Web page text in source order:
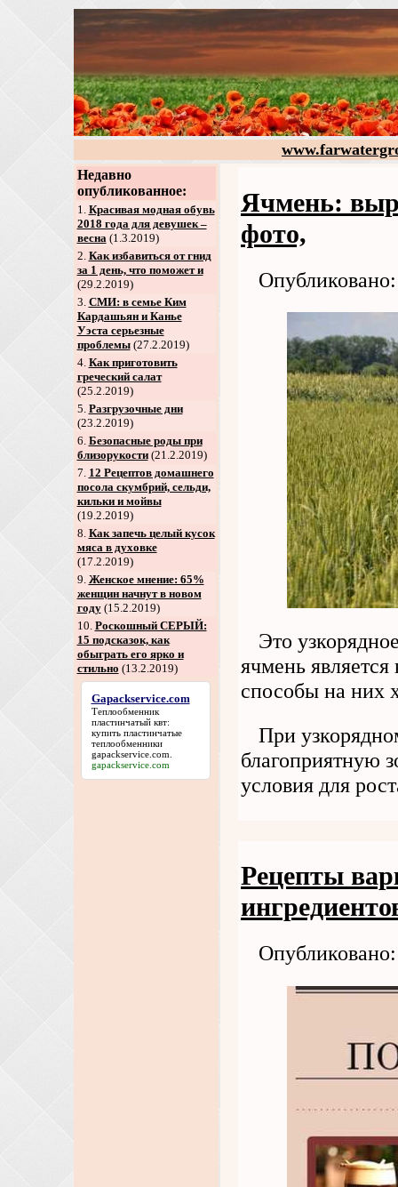
Недавно
опубликованное:
1. Красивая модная обувь
2018 года для девушек –
весна(1.3.2019)
2. Как избавиться от гнид
за 1 день, что поможет и
(29.2.2019)
3. СМИ: в семье Ким
Кардашьян и Канье
Уэста серьезные
проблемы(27.2.2019)
4. Как приготовить
греческий салат
(25.2.2019)
5. Разгрузочные дни
(23.2.2019)
6. Безопасные роды при
близорукости(21.2.2019)
7. 12 Рецептов домашнего
посола скумбрий, сельди,
кильки и мойвы
(19.2.2019)
8. Как запечь целый кусок
мяса в духовке
(17.2.2019)
9. Женское мнение: 65%
женщин начнут в новом
году(15.2.2019)
10. Роскошный СЕРЫЙ:
15 подсказок, как
обыграть его ярко и
стильно (13.2.2019)
Gapackservice.com
Теплообменник
пластинчатый квт:
купить пластинчатые
теплообменники
gapackservice.com
gapackservice.com
Ячмень:
фото,
Это
ячмень
способы на них
При
благоприятную
условия для
Рецепты